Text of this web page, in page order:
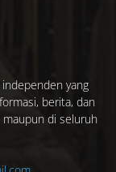
yang
berita, dan
di seluruh